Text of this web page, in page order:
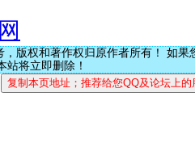
版权和著作权归原作者所有！ 如果
站将立即删除！